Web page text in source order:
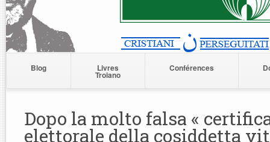
Blog Livres
Troiano
Conférences
Dopo la molto falsa «
elettorale della cosiddetta